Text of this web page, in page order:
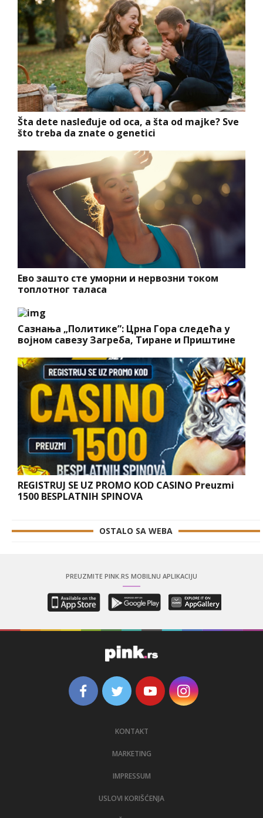
Šta dete nasleđuje od oca, a šta od majke? Sve
što treba da znate o genetici
Ево зашто сте уморни и нервозни током
топлотног таласа
Сазнања „Политике”: Црна Гора следећа у
војном савезу Загреба, Тиране и Приштине
REGISTRUJ SE UZ PROMO KOD CASINO Preuzmi
1500 BESPLATNIH SPINOVA
OSTALO SA WEBA
PREUZMITE PINK.RS MOBILNU APLIKACIJU
KONTAKT
MARKETING
IMPRESSUM
USLOVI KORIŠĆENJA